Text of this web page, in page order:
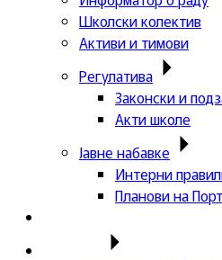
Школски колектив
Активи и тимови
Регулатива
Законски и
Акти школе
Јавне набавке
Интерни
Планови на